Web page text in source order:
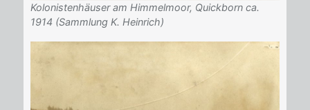
Kolonistenhäuser am Himmelmoor, Quickborn ca.
1914 (Sammlung K. Heinrich)